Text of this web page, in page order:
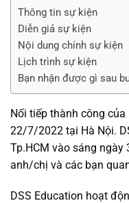
Thông tin sự kiện
Diễn giả sự kiện
Nội dung chính sự kiện
Lịch trình sự kiện
Bạn nhận được gì sau
Nối tiếp thành công
22/7/2022 tại Hà Nội.
Tp.HCM vào sáng
anh/chị và các bạn
DSS Education hoạt